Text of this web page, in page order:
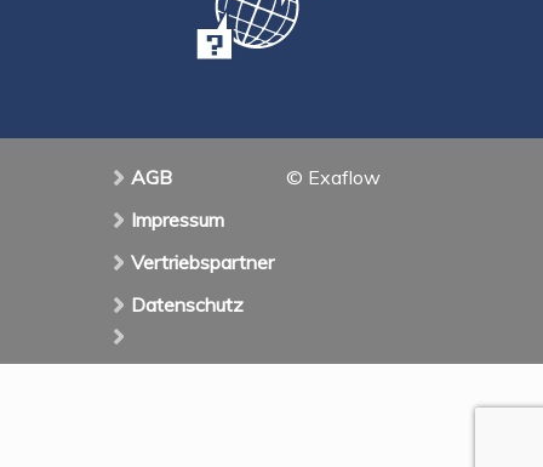
AGB
Impressum
Vertriebspartner
Datenschutz
© Exaflow